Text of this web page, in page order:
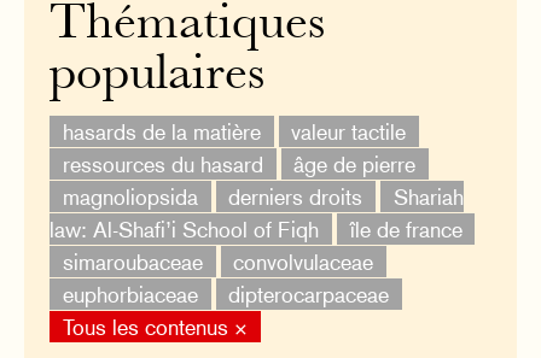
Thématiques
populaires
hasards de la matière
valeur tactile
ressources du hasard
âge de pierre
magnoliopsida
derniers droits
Shariah
law: Al-Shafi’i School of Fiqh
île de france
simaroubaceae
convolvulaceae
euphorbiaceae
dipterocarpaceae
Tous les contenus ×